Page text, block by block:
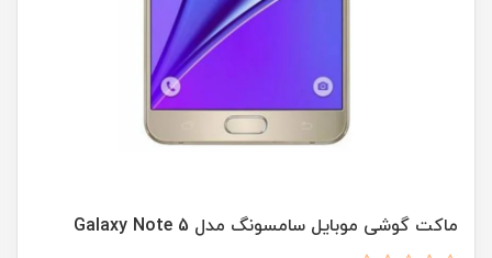
ماکت گوشی موبایل سامسونگ مدل Galaxy Note 5